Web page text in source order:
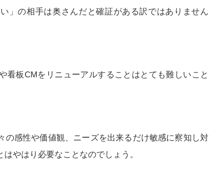
」の相手は奥さんだと確証がある訳ではありません
看板CMをリニューアルすることはとても難しいこと
の感性や価値観、ニーズを出来るだけ敏感に察知し対
やはり必要なことなのでしょう。